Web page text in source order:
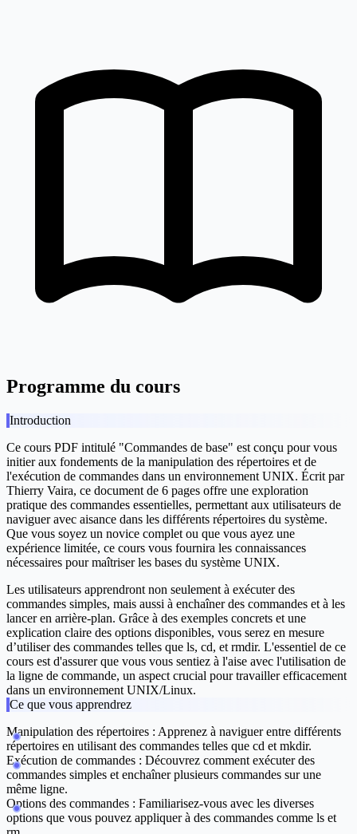
Programme du cours
Introduction
Ce cours PDF intitulé "Commandes de base" est conçu pour vous
initier aux fondements de la manipulation des répertoires et de
l'exécution de commandes dans un environnement UNIX. Écrit par
Thierry Vaira, ce document de 6 pages offre une exploration
pratique des commandes essentielles, permettant aux utilisateurs de
naviguer avec aisance dans les différents répertoires du système.
Que vous soyez un novice complet ou que vous ayez une
expérience limitée, ce cours vous fournira les connaissances
nécessaires pour maîtriser les bases du système UNIX.
Les utilisateurs apprendront non seulement à exécuter des
commandes simples, mais aussi à enchaîner des commandes et à les
lancer en arrière-plan. Grâce à des exemples concrets et une
explication claire des options disponibles, vous serez en mesure
d’utiliser des commandes telles que ls, cd, et rmdir. L'essentiel de ce
cours est d'assurer que vous vous sentiez à l'aise avec l'utilisation de
la ligne de commande, un aspect crucial pour travailler efficacement
dans un environnement UNIX/Linux.
Ce que vous apprendrez
Manipulation des répertoires : Apprenez à naviguer entre différents
répertoires en utilisant des commandes telles que cd et mkdir.
Exécution de commandes : Découvrez comment exécuter des
commandes simples et enchaîner plusieurs commandes sur une
même ligne.
Options des commandes : Familiarisez-vous avec les diverses
options que vous pouvez appliquer à des commandes comme ls et